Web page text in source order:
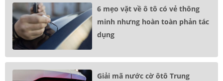
6 mẹo vặt về ô tô có vẻ thông
minh nhưng hoàn toàn phản tác
dụng
Giải mã nước cờ ôtô Trung